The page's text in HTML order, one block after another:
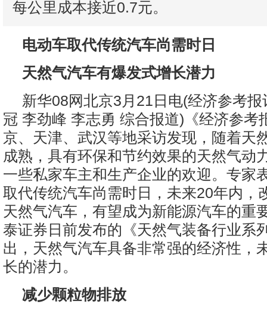
每公里成本接近0.7元。
电动车取代传统汽车尚需时日
天然气汽车有爆发式增长潜力
新华08网北京3月21日电(经济参考
冠 李劲峰 李志勇 综合报道)《经济参考
京、天津、武汉等地采访发现，随着天
成熟，具有环保和节约效果的天然气动
一些私家车主和生产企业的欢迎。专家
取代传统汽车尚需时日，未来20年内，
天然气汽车，有望成为新能源汽车的重
泰证券日前发布的《天然气装备行业系
出，天然气汽车具备非常强的经济性，
长的潜力。
减少颗粒物排放